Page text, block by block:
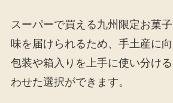
スーパーで買える九州限定お菓
味を届けられるため、手土産に
包装や箱入りを上手に使い分け
わせた選択ができます。